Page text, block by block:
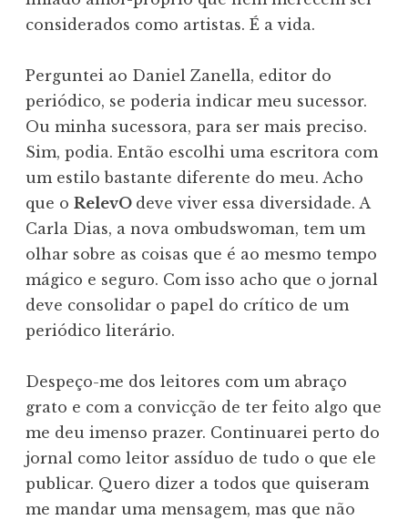
considerados como artistas. É a vida.
Perguntei ao Daniel Zanella, editor do
periódico, se poderia indicar meu sucessor.
Ou minha sucessora, para ser mais preciso.
Sim, podia. Então escolhi uma escritora com
um estilo bastante diferente do meu. Acho
que o RelevO deve viver essa diversidade. A
Carla Dias, a nova ombudswoman, tem um
olhar sobre as coisas que é ao mesmo tempo
mágico e seguro. Com isso acho que o jornal
deve consolidar o papel do crítico de um
periódico literário.
Despeço-me dos leitores com um abraço
grato e com a convicção de ter feito algo que
me deu imenso prazer. Continuarei perto do
jornal como leitor assíduo de tudo o que ele
publicar. Quero dizer a todos que quiseram
me mandar uma mensagem, mas que não